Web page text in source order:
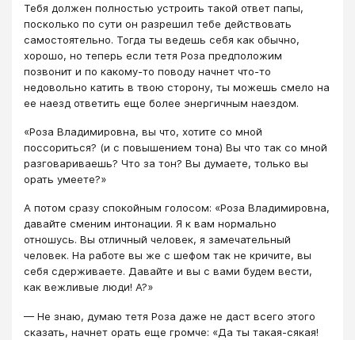
Тебя должен полностью устроить такой ответ папы,
посколько по сути он разрешил тебе действовать
самостоятельно. Тогда ты ведешь себя как обычно,
хорошо, но теперь если тетя Роза предположим
позвонит и по какому-то поводу начнет что-то
недовольно катить в твою сторону, ты можешь смело на
ее наезд ответить еще более энергичным наездом.
«Роза Владимировна, вы что, хотите со мной
поссориться? (и с повышением тона) Вы что так со мной
разговариваешь? Что за тон? Вы думаете, только вы
орать умеете?»
А потом сразу спокойным голосом: «Роза Владимировна,
давайте сменим интонации. Я к вам нормально
отношусь. Вы отличный человек, я замечательный
человек. На работе вы же с шефом так не кричите, вы
себя сдерживаете. Давайте и вы с вами будем вести,
как вежливые люди! А?»
— Не знаю, думаю тетя Роза даже не даст всего этого
сказать, начнет орать еще громче: «Да ты такая-сякая!